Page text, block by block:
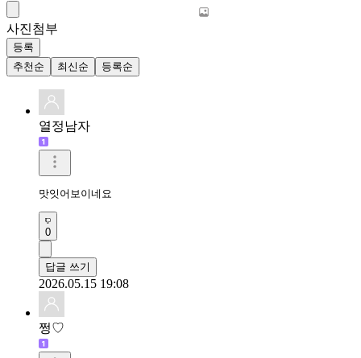
사진첨부
등록
추천순
최신순 등록순
열정남자
맛잇어보이네요
0
답글 쓰기
2026.05.15 19:08
쩡♡